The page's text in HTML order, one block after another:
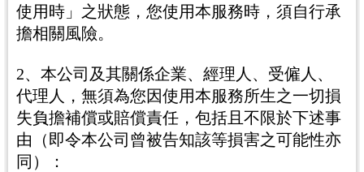
使用時」之狀態，您使用本服務時，須自行承
擔相關風險。
2、本公司及其關係企業、經理人、受僱人、
代理人，無須為您因使用本服務所生之一切損
失負擔補償或賠償責任，包括且不限於下述事
由（即令本公司曾被告知該等損害之可能性亦
同）：